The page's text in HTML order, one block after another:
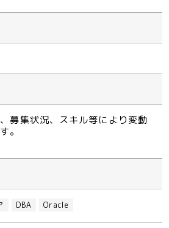
募集状況、スキル等により変動
。
DBA Oracle